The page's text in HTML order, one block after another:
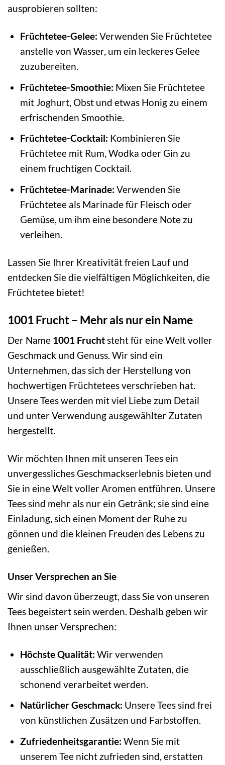
ausprobieren sollten:
Früchtetee-Gelee: Verwenden Sie Früchtetee
anstelle von Wasser, um ein leckeres Gelee
zuzubereiten.
Früchtetee-Smoothie: Mixen Sie Früchtetee
mit Joghurt, Obst und etwas Honig zu einem
erfrischenden Smoothie.
Früchtetee-Cocktail: Kombinieren Sie
Früchtetee mit Rum, Wodka oder Gin zu
einem fruchtigen Cocktail.
Früchtetee-Marinade: Verwenden Sie
Früchtetee als Marinade für Fleisch oder
Gemüse, um ihm eine besondere Note zu
verleihen.
Lassen Sie Ihrer Kreativität freien Lauf und
entdecken Sie die vielfältigen Möglichkeiten, die
Früchtetee bietet!
1001 Frucht – Mehr als nur ein Name
Der Name 1001 Fruchtsteht für eine Welt voller
Geschmack und Genuss. Wir sind ein
Unternehmen, das sich der Herstellung von
hochwertigen Früchtetees verschrieben hat.
Unsere Tees werden mit viel Liebe zum Detail
und unter Verwendung ausgewählter Zutaten
hergestellt.
Wir möchten Ihnen mit unseren Tees ein
unvergessliches Geschmackserlebnis bieten und
Sie in eine Welt voller Aromen entführen. Unsere
Tees sind mehr als nur ein Getränk; sie sind eine
Einladung, sich einen Moment der Ruhe zu
gönnen und die kleinen Freuden des Lebens zu
genießen.
Unser Versprechen an Sie
Wir sind davon überzeugt, dass Sie von unseren
Tees begeistert sein werden. Deshalb geben wir
Ihnen unser Versprechen:
Höchste Qualität: Wir verwenden
ausschließlich ausgewählte Zutaten, die
schonend verarbeitet werden.
Natürlicher Geschmack: Unsere Tees sind frei
von künstlichen Zusätzen und Farbstoffen.
Zufriedenheitsgarantie: Wenn Sie mit
unserem Tee nicht zufrieden sind, erstatten